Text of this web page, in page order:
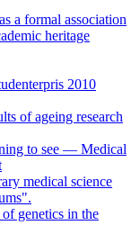
a formal association
heritage
2010
of ageing research
to see — Medical
medical science
genetics in the